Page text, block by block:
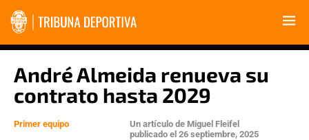
André Almeida renueva su
contrato hasta 2029
Primer equipo Un artículo de Miguel Fleifel
publicado el 26 septiembre, 2025